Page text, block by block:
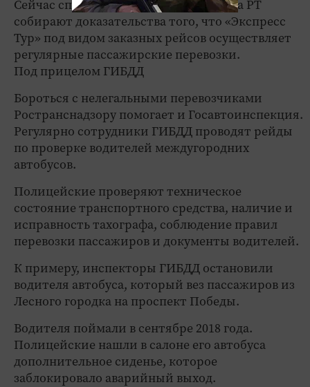
Сейчас специалисты Ространснадзора РТ
собирают доказательства того, что «Экспресс
Тур» под видом заказных рейсов осуществляет
регулярные пассажирские перевозки.
Под прицелом ГИБДД
Бороться с нелегальными перевозчиками
Ространснадзору помогает и Госавтоинспекция.
Регулярно сотрудники ГИБДД проводят рейды
по проверке водителей междугородних
автобусов.
Полицейские проверяют техническое
состояние транспортного средства, наличие и
исправность тахографа, соблюдение правил
перевозки пассажиров и документы водителей.
К примеру, инспекторы ГИБДД остановили
водителя автобуса, который вез пассажиров из
Лесного городка на проспект Победы.
Водителя поймали в сентябре 2018 года.
Полицейские нашли в салоне его автобуса
дополнительное сиденье, которое
заблокировало аварийный выход.